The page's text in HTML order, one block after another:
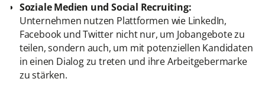
Soziale Medien und Social Recruiting:
Unternehmen nutzen Plattformen wie LinkedIn,
Facebook und Twitter nicht nur, um Jobangebote zu
teilen, sondern auch, um mit potenziellen Kandidaten
in einen Dialog zu treten und ihre Arbeitgebermarke
zu stärken.